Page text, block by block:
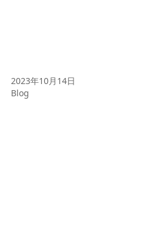
2023年10月14日
Blog